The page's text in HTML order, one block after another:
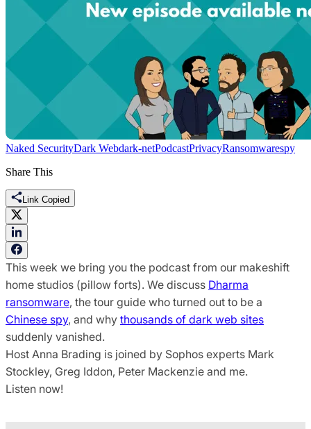
Naked SecurityDark Webdark-netPodcastPrivacyRansomwarespy
Share This
Link Copied
This week we bring you the podcast from our makeshift
home studios (pillow forts). We discuss Dharma
ransomware, the tour guide who turned out to be a
Chinese spy, and why thousands of dark web sites
suddenly vanished.
Host Anna Brading is joined by Sophos experts Mark
Stockley, Greg Iddon, Peter Mackenzie and me.
Listen now!